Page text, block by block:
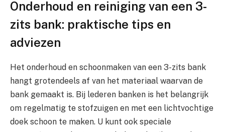
Onderhoud en reiniging van een 3-
zits bank: praktische tips en
adviezen
Het onderhoud en schoonmaken van een 3-zits bank
hangt grotendeels af van het materiaal waarvan de
bank gemaakt is. Bij lederen banken is het belangrijk
om regelmatig te stofzuigen en met een lichtvochtige
doek schoon te maken. U kunt ook speciale